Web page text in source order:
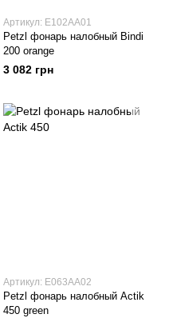
Артикул: E102AA01
Petzl фонарь налобный Bindi
200 orange
3 082 грн
Артикул: E063AA02
Petzl фонарь налобный Actik
450 green